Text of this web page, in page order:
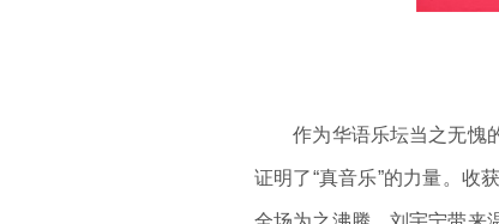
作为华语乐坛当之无愧的
证明了“真音乐”的力量。收